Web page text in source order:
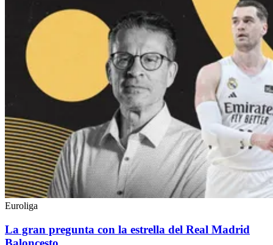
Euroliga
La gran pregunta con la estrella del Real Madrid